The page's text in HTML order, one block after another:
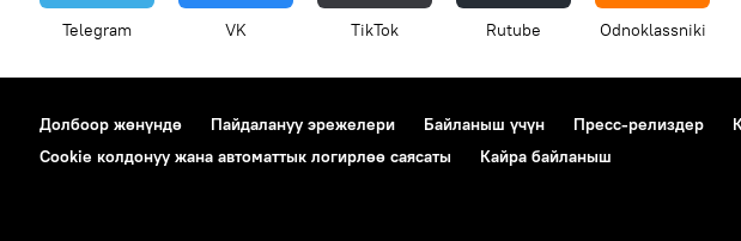
Telegram VK ТikТоk Rutube Odnoklassniki
Долбоор жөнүндө Пайдалануу эрежелери Байланыш үчүн Пресс-релиздер
Cookie колдонуу жана автоматтык логирлөө саясаты
Кайра байланыш